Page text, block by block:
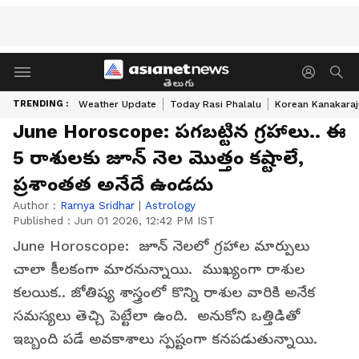
తెలుగు
TRENDING : Weather Update Today Rasi Phalalu Korean
June Horoscope: పగబట్టిన గ్రహాలు.. ఈ
5 రాశులకు జూన్ నెల మొత్తం కష్టాలే,
ప్రశాంతత అనేదే ఉండదు
Author : Ramya Sridhar | Astrology
Published : Jun 01 2026, 12:42 PM IST
June Horoscope: జూన్ నెలలో గ్రహాల మార్పులు
చాలా కీలకంగా మారనున్నాయి. ముఖ్యంగా రాశుల
కలయిక.. జోతిష్య శాస్త్రంలో కొన్ని రాశుల వారికి అనేక
సమస్యలు తెచ్చి పెట్టేలా ఉంది. అనుకోని ఒత్తిడితో
ఇబ్బంది పడే అవకాశాలు స్పష్టంగా కనపడుతున్నాయి.